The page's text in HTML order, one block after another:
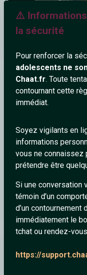
⚠️
la sécurité
Pour renforcer la
adolescents ne
Chaat.fr. Toute
contournant cette
immédiat.
Soyez vigilants en
informations
vous ne connaissez
prétendre être
Si une conversation
témoin d’un
d’un
immédiatement le
tchat ou rendez-
https://
Jacques Dutronc -